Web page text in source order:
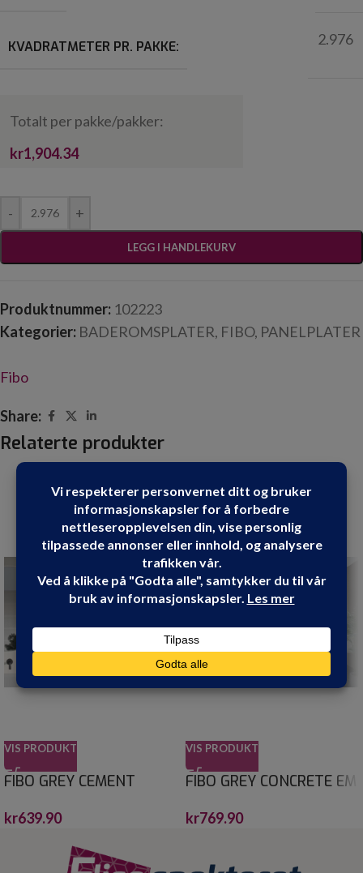
KVADRATMETER PR. PAKKE: 2.976
Totalt per pakke/pakker:
kr1,904.34
- +
LEGG I HANDLEKURV
Produktnummer: 102223
Kategorier: BADEROMSPLATER, FIBO, PANELPLATER
Fibo
Share:
Relaterte produkter
VIS PRODUKT
FIBO GREY CEMENT
kr639.90
VIS PRODUKT
FIBO GREY CONCRETE EM
kr769.90